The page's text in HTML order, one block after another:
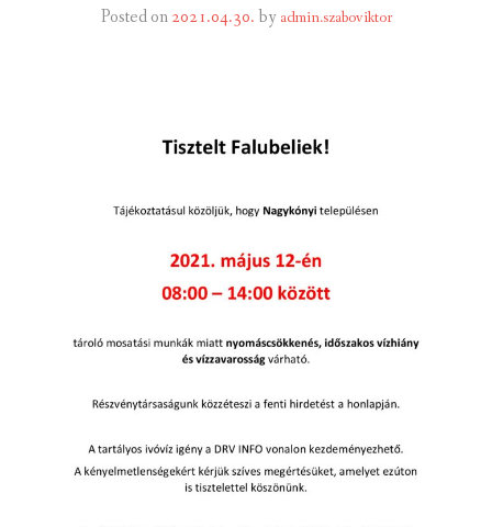
KAPCSOLAT
LETÖLTHETŐ NYOMTATVÁNYOK
TELEPÜLÉSIKÉPVISELŐI VAGYONNYILATKOZATOK – 2026.
VAGYONNYILATKOZATA – 2026. ÉV
Posted on2021.04.30.by admin.szaboviktor